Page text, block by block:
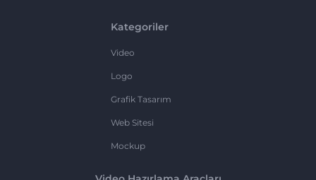
Kategoriler
Video
Logo
Grafik Tasarım
Web Sitesi
Mockup